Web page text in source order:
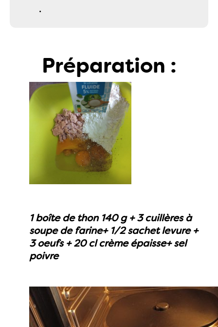
.
Préparation :
1 boîte de thon 140 g + 3 cuillères à
soupe de farine+ 1/2 sachet levure +
3 oeufs + 20 cl crème épaisse+ sel
poivre